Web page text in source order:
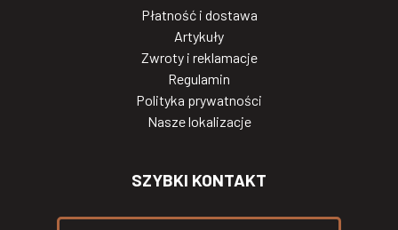
Płatność i dostawa
Artykuły
Zwroty i reklamacje
Regulamin
Polityka prywatności
Nasze lokalizacje
SZYBKI KONTAKT